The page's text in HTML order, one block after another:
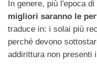
In genere, più l'epoca
migliori saranno le
traduce in: i solai più
perché devono
addirittura non presenti